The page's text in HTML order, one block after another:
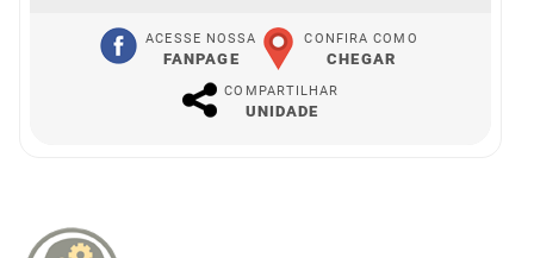
ACESSE NOSSA
FANPAGE
CONFIRA COMO
CHEGAR
COMPARTILHAR
UNIDADE